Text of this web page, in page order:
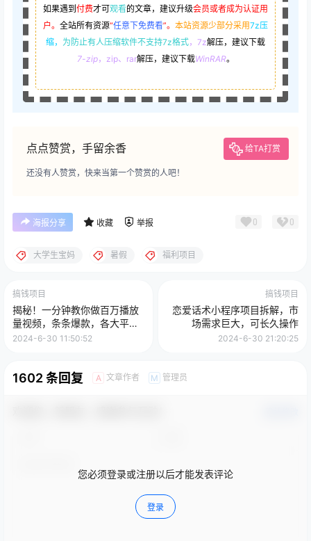
如果遇到 付费才可观看的文章，建议升级会员或者成为认证用
户。 全站所有资源“任意下免费看”。 本站资源少部分采用7z压
缩， 为防止有人压缩软件不支持7z格式，7z解压，建议下载
7-zip，zip、rar解压，建议下载WinRAR。
点点赞赏，手留余香 给TA打赏
还没有人赞赏，快来当第一个赞赏的人吧！
海报分享 收藏 举报 0 0
大学生宝妈 暑假 福利项目
搞钱项目
揭秘！一分钟教你做百万播放
量视频，条条爆款，各大平台
自然流，轻松月入过万
2024-6-30 11:50:52
搞钱项目
恋爱话术小程序项目拆解，市
场需求巨大，可长久操作
2024-6-30 21:20:25
1602 条回复 A 文章作者 M 管理员
您必须登录或注册以后才能发表评论
登录